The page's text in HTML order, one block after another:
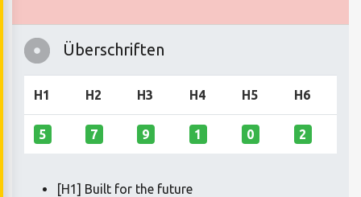
Überschriften
H1 H2 H3 H4 H5 H6
5 7 9 1 0 2
[H1] Built for the future